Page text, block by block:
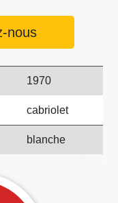
nous
1970
cabriolet
blanche